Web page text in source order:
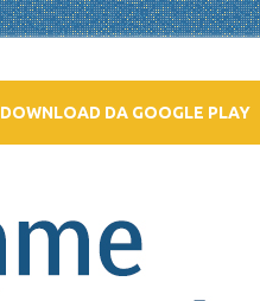
DOWNLOAD DA GOOGLE PLAY